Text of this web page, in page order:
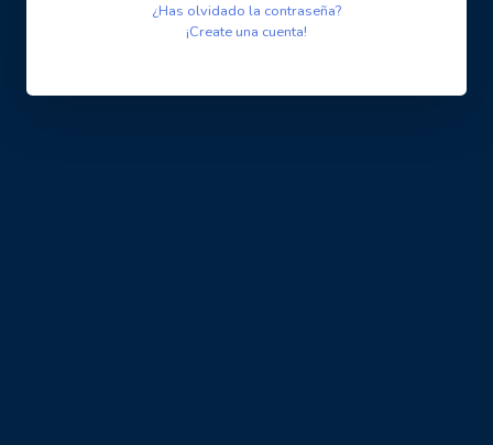
¿Has olvidado la contraseña?
¡Create una cuenta!